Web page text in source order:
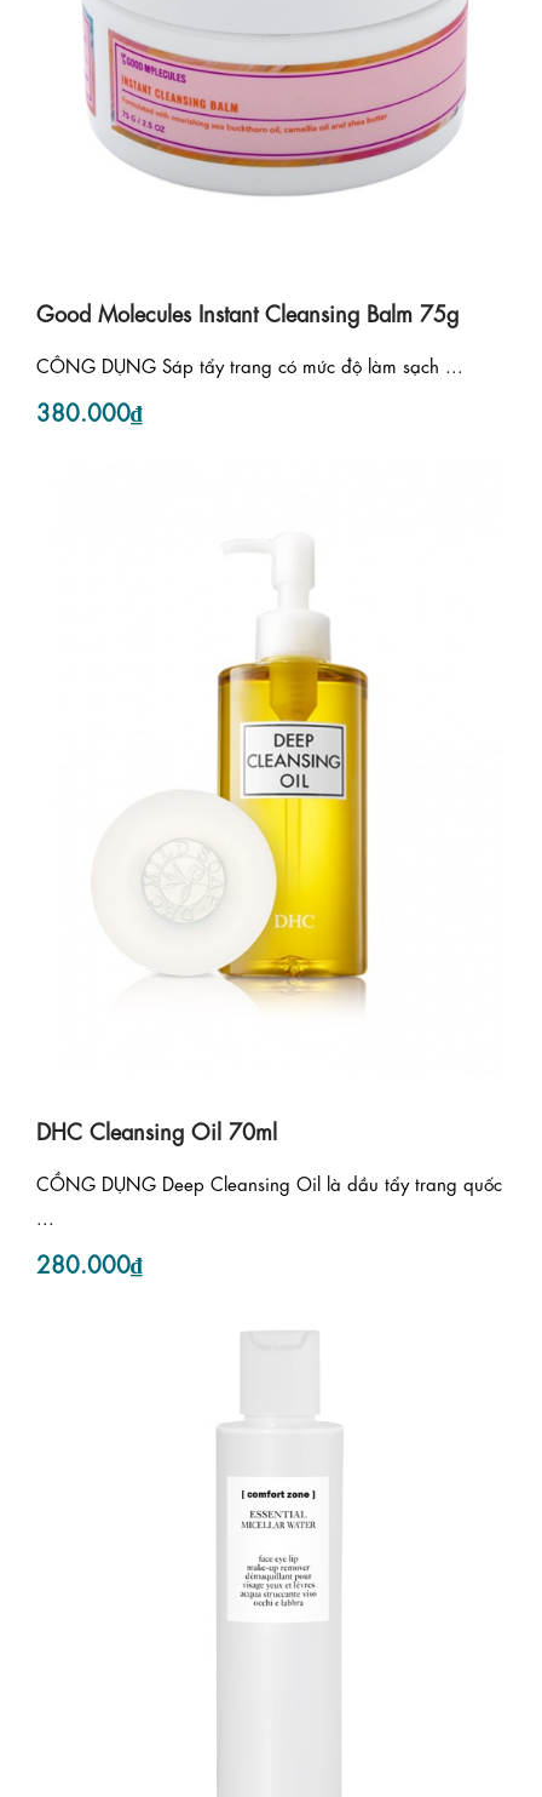
Good Molecules Instant Cleansing Balm 75g
CÔNG DỤNG Sáp tẩy trang có mức độ làm sạch ...
380.000₫
DHC Cleansing Oil 70ml
CỒNG DỤNG Deep Cleansing Oil là dầu tẩy trang quốc
...
280.000₫